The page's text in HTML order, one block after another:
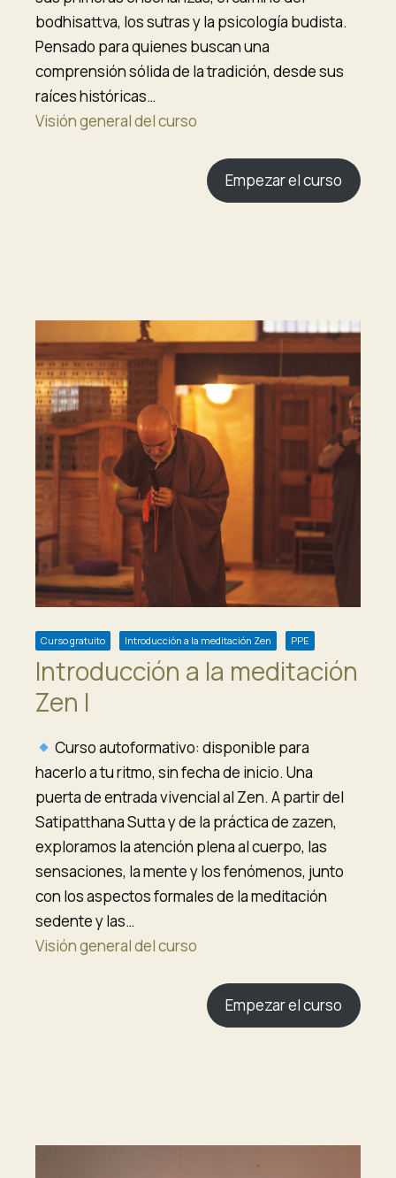
bodhisattva, los sutras y la psicología budista.
Pensado para quienes buscan una
comprensión sólida de la tradición, desde sus
raíces históricas…
Visión general del curso
Empezar el curso
Curso gratuito Introducción a la meditación Zen PPE
Introducción a la meditación
Zen I
Curso autoformativo: disponible para
hacerlo a tu ritmo, sin fecha de inicio. Una
puerta de entrada vivencial al Zen. A partir del
Satipatthana Sutta y de la práctica de zazen,
exploramos la atención plena al cuerpo, las
sensaciones, la mente y los fenómenos, junto
con los aspectos formales de la meditación
sedente y las…
Visión general del curso
Empezar el curso